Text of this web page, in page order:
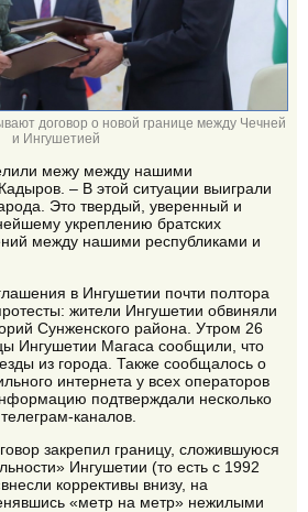
договор о новой границе между Чечней
и Ингушетией
межу между нашими
– В этой ситуации выиграли
Это твердый, уверенный и
укреплению братских
между нашими республиками и
в Ингушетии почти полтора
жители Ингушетии обвиняли
Сунженского района. Утром 26
Ингушетии Магаса сообщили, что
из города. Также сообщалось о
интернета у всех операторов
подтверждали несколько
каналов.
закрепил границу, сложившуюся
Ингушетии (то есть с 1992
коррективы внизу, на
«метр на метр» нежилыми